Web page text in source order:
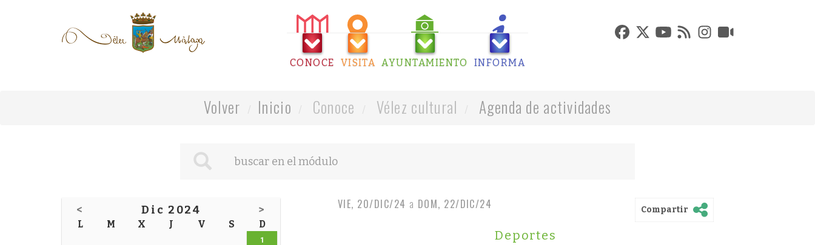
CONOCE VISITA AYUNTAMIENTO INFORMA
Volver Inicio Conoce Vélez cultural Agenda de actividades
< Dic 2024 >
L M X J V S D
1
VIE, 20/DIC/24 a DOM, 22/DIC/24 Compartir
Deportes